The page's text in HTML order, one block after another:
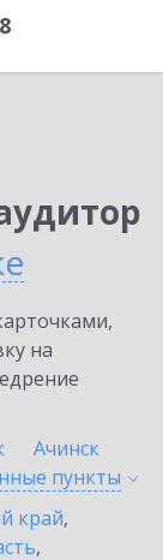
на
Ачинск
пункты
край,
,